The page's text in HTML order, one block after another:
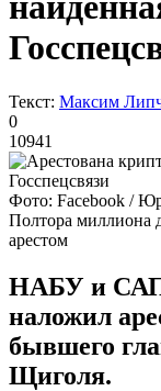
Текст: Максим
0
10941
Фото: Facebook /
Полтора миллиона
арестом
НАБУ и САП
наложил
бывшего
Щиголя.